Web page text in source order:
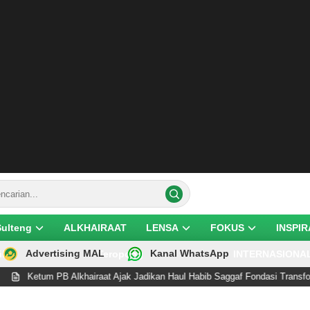
ALKHAIRAAT LENSA FOKUS
Teropong
Advertising MAL Kanal WhatsApp
Ketum PB Alkhairaat Ajak Jadikan Haul Habib Saggaf Fondasi Transformasi